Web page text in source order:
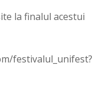
la finalul acestui
festivalul_unifest?